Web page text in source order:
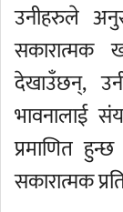
उनीहरुले
सकारात्मक
देखाउँछन्,
भावनालाई
प्रमाणित
सकारात्मक